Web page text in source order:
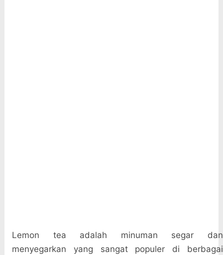
Lemon tea adalah minuman segar dan
menyegarkan yang sangat populer di berbagai